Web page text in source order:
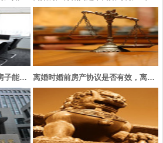
离婚房产分割问题，离婚时房子能分吗，如何分？ 离婚时婚前房产协议是否有效，离婚财产分割原则